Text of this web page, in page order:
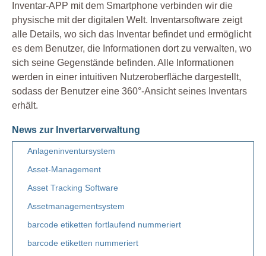
Inventar-APP mit dem Smartphone verbinden wir die
physische mit der digitalen Welt. Inventarsoftware zeigt
alle Details, wo sich das Inventar befindet und ermöglicht
es dem Benutzer, die Informationen dort zu verwalten, wo
sich seine Gegenstände befinden. Alle Informationen
werden in einer intuitiven Nutzeroberfläche dargestellt,
sodass der Benutzer eine 360°-Ansicht seines Inventars
erhält.
News zur Invertarverwaltung
Anlageninventursystem
Asset-Management
Asset Tracking Software
Assetmanagementsystem
barcode etiketten fortlaufend nummeriert
barcode etiketten nummeriert